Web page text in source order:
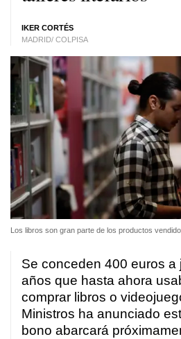
IKER CORTÉS
MADRID/ COLPISA
Los libros son gran parte de los productos
Se conceden 400 euros a
años que hasta ahora
comprar libros o
Ministros ha anunciado
bono abarcará